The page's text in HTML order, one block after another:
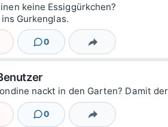
keine Essiggürkchen?
Gurkenglas.
lustig 0
KommentareTeilen
nackt in den Garten? Damit
lustig 0
KommentareTeilen